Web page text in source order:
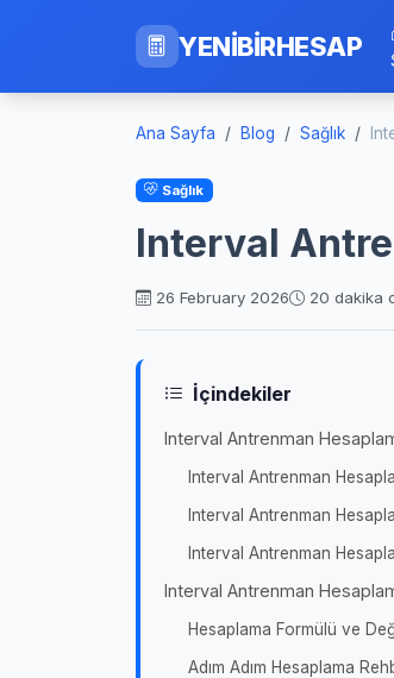
YENİBİRHESAP
Ana Sayfa Blog Sağlık
Sağlık
Interval
26 February 2026 20 dakika
İçindekiler
Interval Antrenman
Interval Antrenman
Interval Antrenman
Interval Antrenman
Interval Antrenman
Hesaplama Formülü ve
Adım Adım Hesaplama